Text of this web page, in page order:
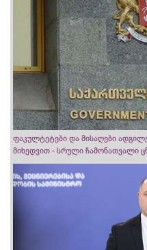
ფაკულტეტები და მისაღები
მიხედვით - სრული ჩამონათვალი